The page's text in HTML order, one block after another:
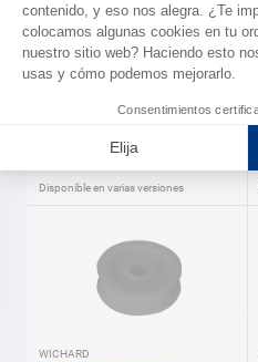
WICHARD
Polea simple con rodamiento de
bolas Wichard
Disponible en varias versiones
WICHARD